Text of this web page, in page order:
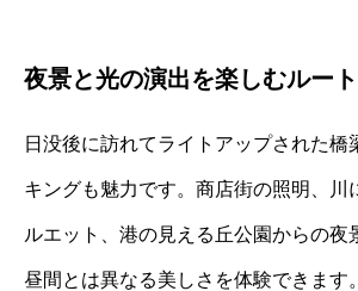
夜景と光の演出を楽しむルート
日没後に訪れてライトアップされた橋
キングも魅力です。商店街の照明、川
ルエット、港の見える丘公園からの夜
昼間とは異なる美しさを体験できます